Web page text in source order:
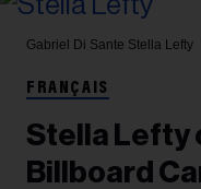
Gabriel Di Sante Stella Lefty
FRANÇAIS
Stella Lefty
Billboard